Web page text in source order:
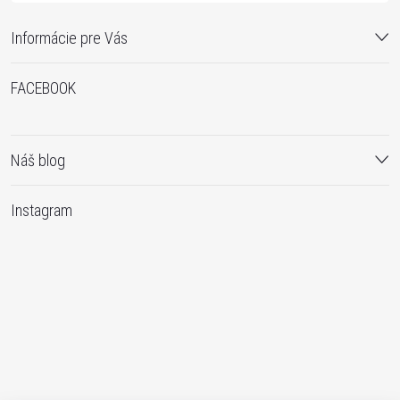
Informácie pre Vás
FACEBOOK
Náš blog
Instagram